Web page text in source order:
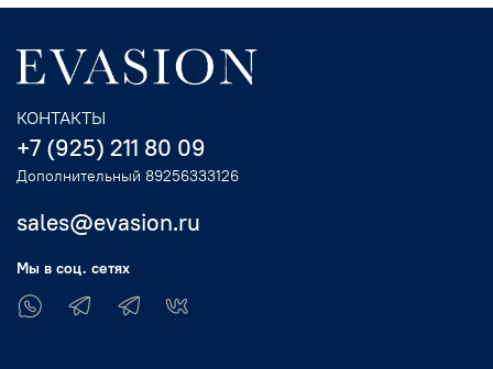
КОНТАКТЫ
+7 (925) 211 80 09
Дополнительный 89256333126
sales@evasion.ru
Мы в соц. сетях